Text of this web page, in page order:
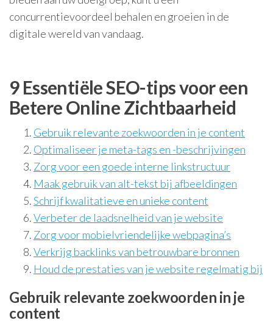
concurrentievoordeel behalen en groeien in de
digitale wereld van vandaag.
9 Essentiële SEO-tips voor een
Betere Online Zichtbaarheid
Gebruik relevante zoekwoorden in je content
Optimaliseer je meta-tags en -beschrijvingen
Zorg voor een goede interne linkstructuur
Maak gebruik van alt-tekst bij afbeeldingen
Schrijf kwalitatieve en unieke content
Verbeter de laadsnelheid van je website
Zorg voor mobielvriendelijke webpagina’s
Verkrijg backlinks van betrouwbare bronnen
Houd de prestaties van je website regelmatig bij
Gebruik relevante zoekwoorden in je
content